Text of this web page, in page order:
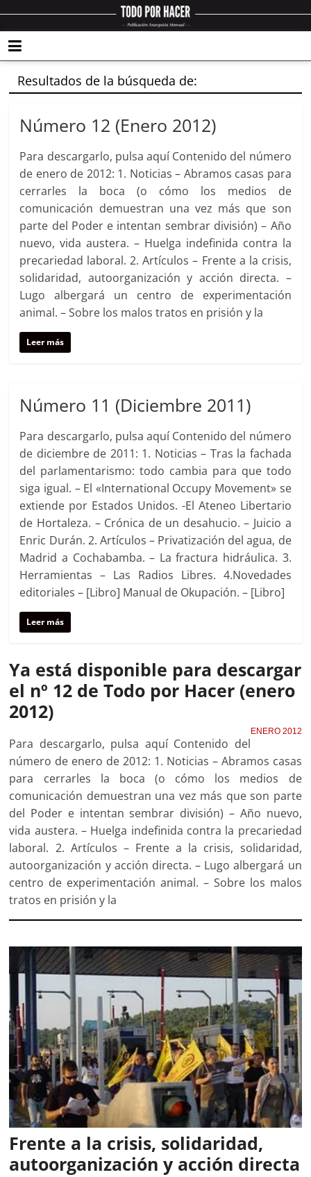
Resultados de la búsqueda de:
Número 12 (Enero 2012)
Para descargarlo, pulsa aquí Contenido del número
de enero de 2012: 1. Noticias – Abramos casas para
cerrarles la boca (o cómo los medios de
comunicación demuestran una vez más que son
parte del Poder e intentan sembrar división) – Año
nuevo, vida austera. – Huelga indefinida contra la
precariedad laboral. 2. Artículos – Frente a la crisis,
solidaridad, autoorganización y acción directa. –
Lugo albergará un centro de experimentación
animal. – Sobre los malos tratos en prisión y la
Leer más
Número 11 (Diciembre 2011)
Para descargarlo, pulsa aquí Contenido del número
de diciembre de 2011: 1. Noticias – Tras la fachada
del parlamentarismo: todo cambia para que todo
siga igual. – El «International Occupy Movement» se
extiende por Estados Unidos. -El Ateneo Libertario
de Hortaleza. – Crónica de un desahucio. – Juicio a
Enric Durán. 2. Artículos – Privatización del agua, de
Madrid a Cochabamba. – La fractura hidráulica. 3.
Herramientas – Las Radios Libres. 4.Novedades
editoriales – [Libro] Manual de Okupación. – [Libro]
Leer más
Ya está disponible para descargar
el nº 12 de Todo por Hacer (enero
2012)
ENERO 2012
Para descargarlo, pulsa aquí Contenido del
número de enero de 2012: 1. Noticias – Abramos casas
para cerrarles la boca (o cómo los medios de
comunicación demuestran una vez más que son parte
del Poder e intentan sembrar división) – Año nuevo,
vida austera. – Huelga indefinida contra la precariedad
laboral. 2. Artículos – Frente a la crisis, solidaridad,
autoorganización y acción directa. – Lugo albergará un
centro de experimentación animal. – Sobre los malos
tratos en prisión y la
Frente a la crisis, solidaridad,
autoorganización y acción directa